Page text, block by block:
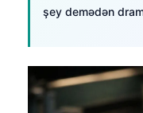
şey demədən